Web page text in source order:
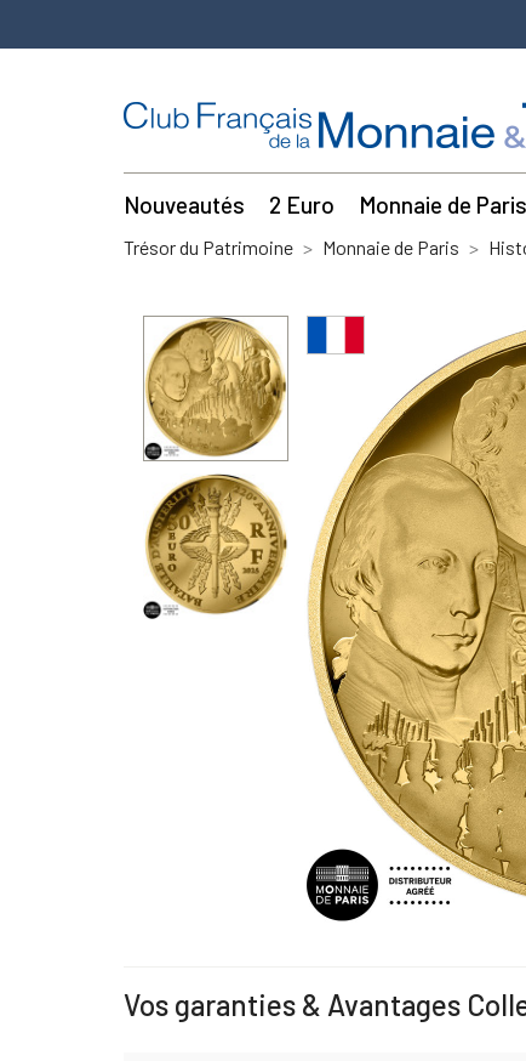
Nouveautés 2 Euro Monnaie de Paris
Trésor du Patrimoine Monnaie de Paris
Vos garanties & Avantages